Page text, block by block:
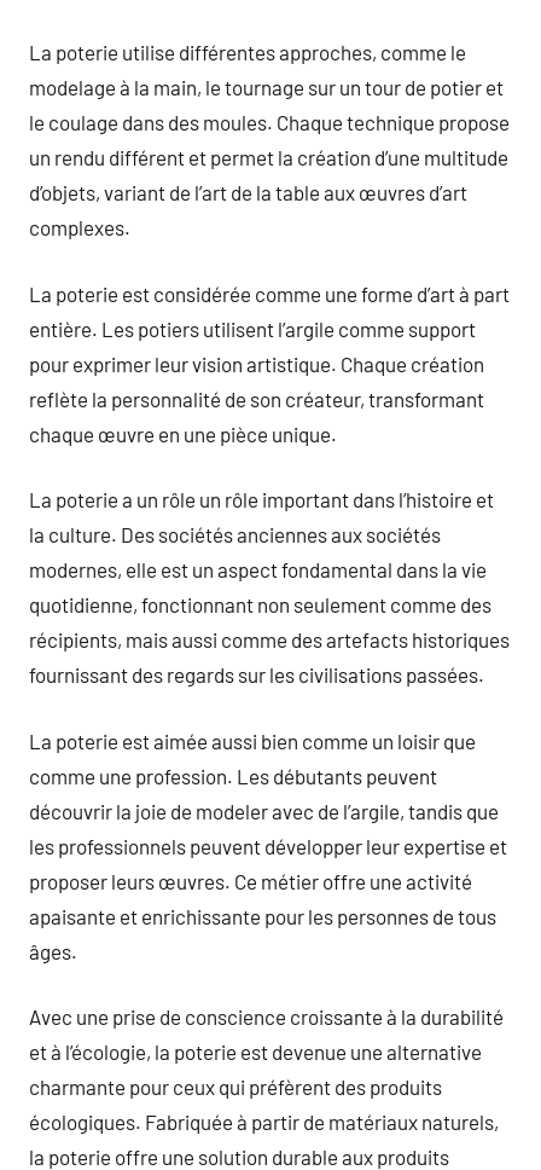
La poterie utilise différentes approches, comme le
modelage à la main, le tournage sur un tour de potier et
le coulage dans des moules. Chaque technique propose
un rendu différent et permet la création d’une multitude
d’objets, variant de l’art de la table aux œuvres d’art
complexes.
La poterie est considérée comme une forme d’art à part
entière. Les potiers utilisent l’argile comme support
pour exprimer leur vision artistique. Chaque création
reflète la personnalité de son créateur, transformant
chaque œuvre en une pièce unique.
La poterie a un rôle un rôle important dans l’histoire et
la culture. Des sociétés anciennes aux sociétés
modernes, elle est un aspect fondamental dans la vie
quotidienne, fonctionnant non seulement comme des
récipients, mais aussi comme des artefacts historiques
fournissant des regards sur les civilisations passées.
La poterie est aimée aussi bien comme un loisir que
comme une profession. Les débutants peuvent
découvrir la joie de modeler avec de l’argile, tandis que
les professionnels peuvent développer leur expertise et
proposer leurs œuvres. Ce métier offre une activité
apaisante et enrichissante pour les personnes de tous
âges.
Avec une prise de conscience croissante à la durabilité
et à l’écologie, la poterie est devenue une alternative
charmante pour ceux qui préfèrent des produits
écologiques. Fabriquée à partir de matériaux naturels,
la poterie offre une solution durable aux produits